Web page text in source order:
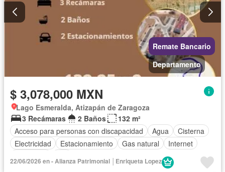
Remate Bancario
Departamento
$ 3,078,000 MXN
Lago Esmeralda, Atizapán de Zaragoza
3 Recámaras
2 Baños
132 m²
Acceso para personas con discapacidad
Agua
Cisterna
Electricidad
Estacionamiento Gas natural
Internet
22/06/2026 en - Alianza Patrimonial │Enriqueta Lopez